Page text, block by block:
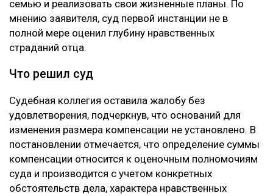
семью и реализовать свои жизненные планы. По
мнению заявителя, суд первой инстанции не в
полной мере оценил глубину нравственных
страданий отца.
Что решил суд
Судебная коллегия оставила жалобу без
удовлетворения, подчеркнув, что оснований для
изменения размера компенсации не установлено. В
постановлении отмечается, что определение суммы
компенсации относится к оценочным полномочиям
суда и производится с учетом конкретных
обстоятельств дела, характера нравственных